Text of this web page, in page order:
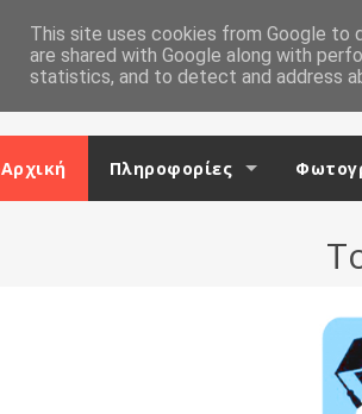
Αρχική Επικοινωνία
Αρχική Πληροφορίες
This site uses cookies from Google to
are shared with Google along with
statistics, and to detect and address